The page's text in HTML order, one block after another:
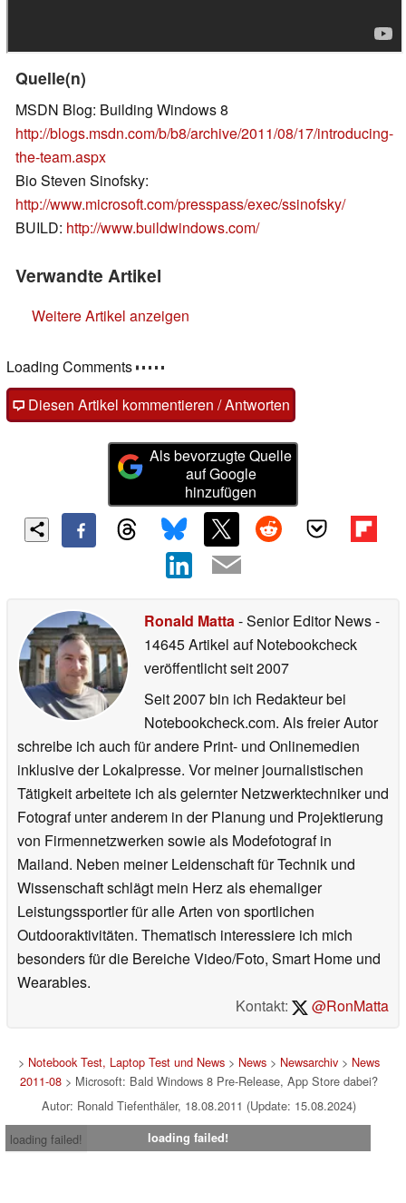
Quelle(n)
MSDN Blog: Building Windows 8
http://blogs.msdn.com/b/b8/archive/2011/08/17/introducing-
the-team.aspx
Bio Steven Sinofsky:
http://www.microsoft.com/presspass/exec/ssinofsky/
BUILD: http://www.buildwindows.com/
Verwandte Artikel
Weitere Artikel anzeigen
Loading Comments
Diesen Artikel kommentieren / Antworten
Als bevorzugte Quelle
auf Google
hinzufügen
Ronald Matta- Senior Editor News-
14645 Artikel auf Notebookcheck
veröffentlichtseit 2007
Seit 2007 bin ich Redakteur bei
Notebookcheck.com. Als freier Autor
schreibe ich auch für andere Print- und Onlinemedien
inklusive der Lokalpresse. Vor meiner journalistischen
Tätigkeit arbeitete ich als gelernter Netzwerktechniker und
Fotograf unter anderem in der Planung und Projektierung
von Firmennetzwerken sowie als Modefotograf in
Mailand. Neben meiner Leidenschaft für Technik und
Wissenschaft schlägt mein Herz als ehemaliger
Leistungssportler für alle Arten von sportlichen
Outdooraktivitäten. Thematisch interessiere ich mich
besonders für die Bereiche Video/Foto, Smart Home und
Wearables.
Kontakt:
@RonMatta
> Notebook Test, Laptop Test und News> News> Newsarchiv> News
2011-08> Microsoft: Bald Windows 8 Pre-Release, App Store dabei?
Autor: Ronald Tiefenthäler, 18.08.2011 (Update: 15.08.2024)
loading failed!
loading failed!